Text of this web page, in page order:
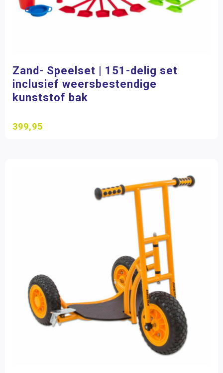
Zand- Speelset | 151-delig set
inclusief weersbestendige
kunststof bak
399,95